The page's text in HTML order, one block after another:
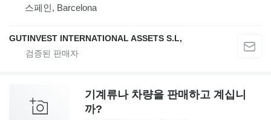
스페인, Barcelona
GUTINVEST INTERNATIONAL ASSETS S.L,
기계류나 차량을 판매하고 계십니
까?